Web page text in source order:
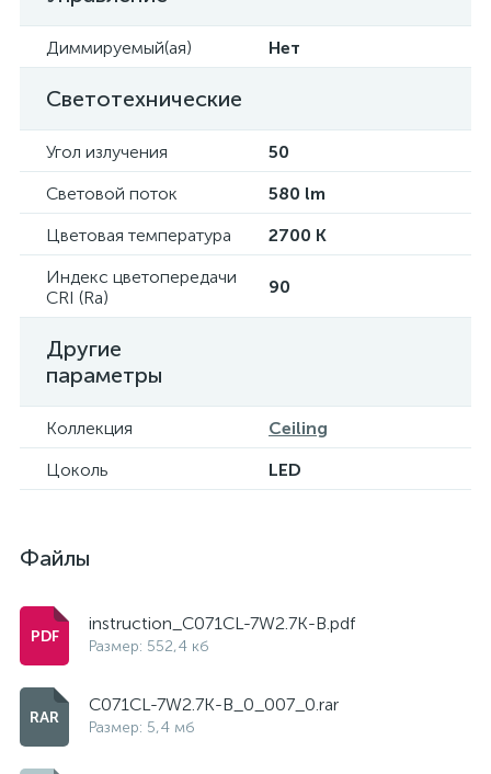
Диммируемый(ая) Нет
Светотехнические
Угол излучения
50
Световой поток
580 lm
Цветовая температура
2700 K
Индекс цветопередачи
CRI (Ra)
90
Другие
параметры
Коллекция
Ceiling
Цоколь
LED
Файлы
instruction_C071CL-7W2.7K-B.pdf
Размер: 552,4 кб
C071CL-7W2.7K-B_0_007_0.rar
Размер: 5,4 мб